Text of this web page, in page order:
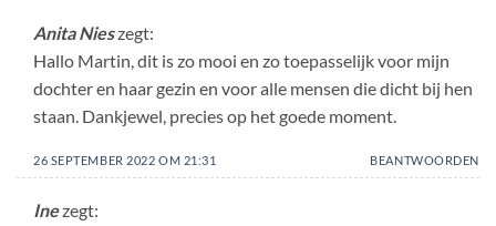
Anita Nieszegt:
Hallo Martin, dit is zo mooi en zo toepasselijk voor mijn
dochter en haar gezin en voor alle mensen die dicht bij hen
staan. Dankjewel, precies op het goede moment.
26 SEPTEMBER 2022 OM 21:31 BEANTWOORDEN
Inezegt: